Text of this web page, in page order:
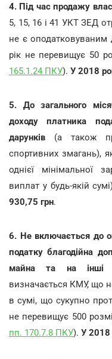
4. Під час продажу
5, 15, 16 і 41 УКТ ЗЕД
не є оподатковуваним
рік не перевищує 50
165.1.24 ПКУ). У 2018
5. До загального
доходу платника
дарунків (а також
спортивних змагань),
однієї мінімальної
виплат у будь-якій
930,75 грн.
6. Не включається до
податку благодійна
майна та на інші
визначається КМУ, що
в сумі, що сукупно
не перевищує 500
пп. 170.7.8 ПКУ). У 2018